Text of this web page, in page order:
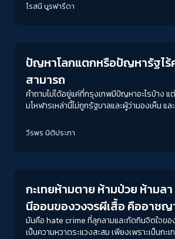
โรสนี นูรฟารีดา
ปัญหาโลกแตกหรือปัญหารัฐไร้
สามารถ
คำถามไม่ได้อยู่แค่ที่กรุงเทพมีปัญหาอะไรบ้าง
มโหฬารเหล่านี้ไม่ถูกรัฐบาลและผู้ว่ามองเห็น แล
วีรพร นิติประภา
กะเทยห้ามตาย ห้ามป่วย ห้ามล
นีออนของวงจรผีเสื้อ คืออาชญ
ความเกลียดชัง Sex Worker
มันคือ hate crime ที่ลุกลามและกัดกินจิตใจข
เป็นความหวาดระแวงสะสม เพียงเพราะเป็นกะ
ระยะห่างข้อความ
ปกติ มาก